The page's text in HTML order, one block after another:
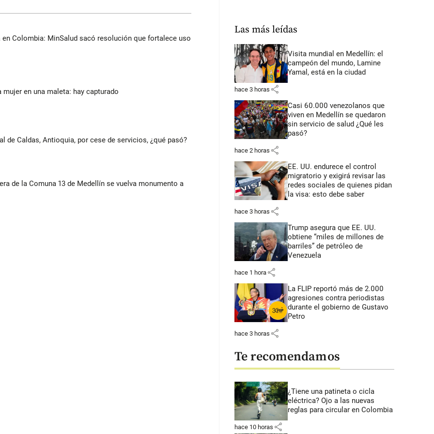
Colombia: MinSalud sacó resolución que fortalece uso
en una maleta: hay capturado
de Caldas, Antioquia, por cese de servicios, ¿qué pasó?
de la Comuna 13 de Medellín se vuelva monumento a
Las más leídas
Visita mundial en Medellín: el
campeón del mundo, Lamine
Yamal, está en la ciudad
hace 3 horas share
Casi 60.000 venezolanos que
viven en Medellín se quedaron
sin servicio de salud ¿Qué les
pasó?
hace 2 horas share
EE. UU. endurece el control
migratorio y exigirá revisar las
redes sociales de quienes pidan
la visa: esto debe saber
hace 3 horas share
Trump asegura que EE. UU.
obtiene “miles de millones de
barriles” de petróleo de
Venezuela
hace 1 hora share
La FLIP reportó más de 2.000
agresiones contra periodistas
durante el gobierno de Gustavo
Petro
hace 3 horas share
Te recomendamos
¿Tiene una patineta o cicla
eléctrica? Ojo a las nuevas
reglas para circular en Colombia
hace 10 horas share